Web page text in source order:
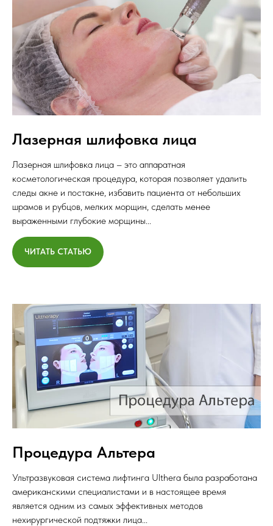
Лазерная шлифовка лица
Лазерная шлифовка лица – это аппаратная
косметологическая процедура, которая позволяет удалить
следы акне и постакне, избавить пациента от небольших
шрамов и рубцов, мелких морщин, сделать менее
выраженными глубокие морщины...
ЧИТАТЬ СТАТЬЮ
Процедура Альтера
Ультразвуковая система лифтинга Ulthera была разработана
американскими специалистами и в настоящее время
является одним из самых эффективных методов
нехирургической подтяжки лица...